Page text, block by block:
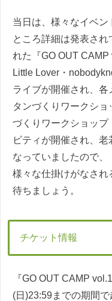
当日は、様々なイベ
ところ詳細は発表さ
れた『GO OUT
Little Lover・
ライブが開催され、
タンづくりワークショ
づくりワークショップ
ビティが開催され、
なっていましたので、
様々な仕掛けがなされ
待ちましょう。
チケット情報
『GO OUT CAMP
(日)23:59までの期間